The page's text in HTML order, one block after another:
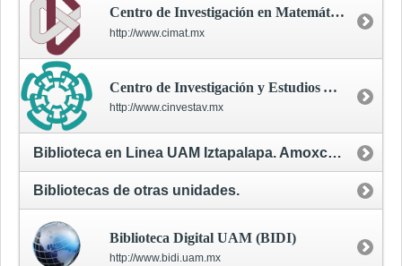
Centro de Investigación en Matemáticas (CIMAT)
http://www.cimat.mx
Centro de Investigación y Estudios Avanzados (CINVESTAV)
http://www.cinvestav.mx
Biblioteca en Linea UAM Iztapalapa. Amoxcalli.
Bibliotecas de otras unidades.
Biblioteca Digital UAM (BIDI)
http://www.bidi.uam.mx